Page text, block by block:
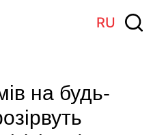
RU
на будь-